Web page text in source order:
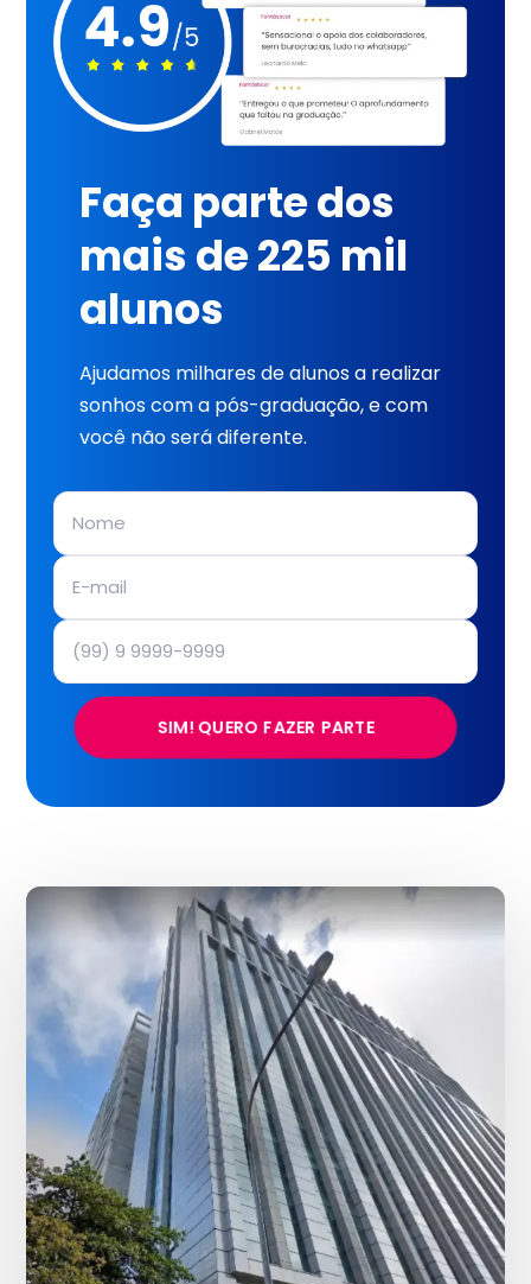
Faça parte dos
mais de 225 mil
alunos
Ajudamos milhares de alunos a realizar
sonhos com a pós-graduação, e com
você não será diferente.
SIM! QUERO FAZER PARTE